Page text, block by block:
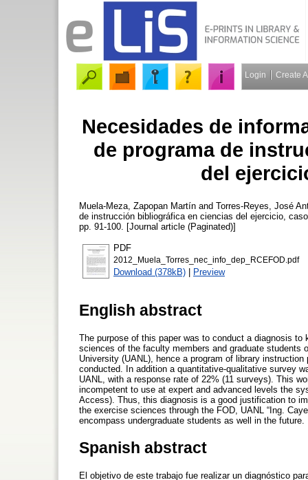
Login Create
Necesidades de
de programa de
del
Muela-Meza, Zapopan Martín and Torres-Reyes, José
de instrucción bibliográfica en ciencias del ejercicio,
pp. 91-100. [Journal article (Paginated)]
PDF
2012_Muela_Torres_nec_info_dep_RCEFOD.pdf
Download (378kB) | Preview
English abstract
The purpose of this paper was to conduct a diagnosis
sciences of the faculty members and graduate students
University (UANL), hence a program of library
conducted. In addition a quantitative-qualitative survey
UANL, with a response rate of 22% (11 surveys). This
incompetent to use at expert and advanced levels the
Access). Thus, this diagnosis is a good justification to
the exercise sciences through the FOD, UANL “Ing.
encompass undergraduate students as well in the future.
Spanish abstract
El objetivo de este trabajo fue realizar un diagnóstico